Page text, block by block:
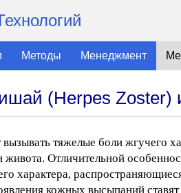
Методы Менеджмент
(Herpes Zoster)
тяжелые боли жгучего
Отличительной
характера,
кожных высыпаний